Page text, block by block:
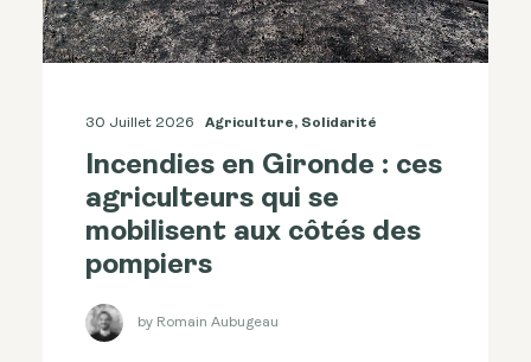
30 Juillet 2026 Agriculture, Solidarité
Incendies en Gironde : ces
agriculteurs qui se
mobilisent aux côtés des
pompiers
by Romain Aubugeau